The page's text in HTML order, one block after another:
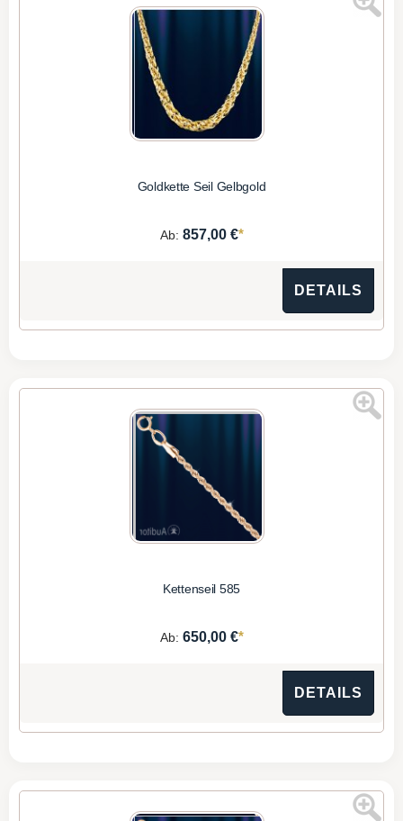
Goldkette Seil Gelbgold
Ab: 857,00 €*
DETAILS
Kettenseil 585
Ab: 650,00 €*
DETAILS